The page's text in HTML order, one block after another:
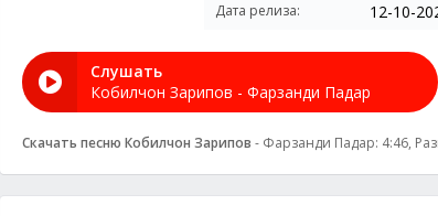
Дата релиза: 12-10-
Слушать
Кобилчон Зарипов - Фарзанди Падар
Скачать песню Кобилчон Зарипов - Фарзанди Падар: 4:46,